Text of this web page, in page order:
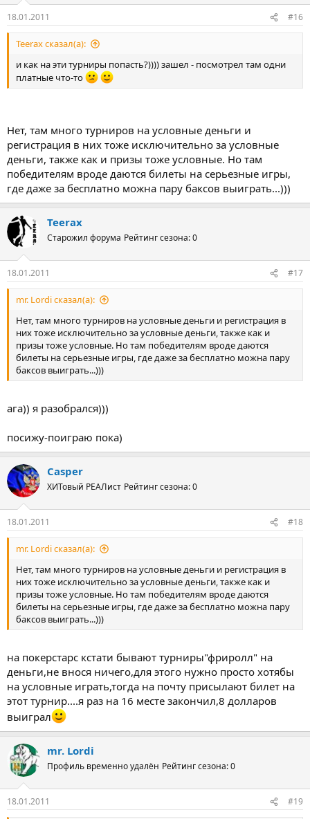
18.01.2011 #16
Teerax сказал(а):
и как на эти турниры попасть?)))) зашел - посмотрел там одни
платные что-то
Нет, там много турниров на условные деньги и
регистрация в них тоже исключительно за условные
деньги, также как и призы тоже условные. Но там
победителям вроде даются билеты на серьезные игры,
где даже за бесплатно можна пару баксов выиграть...)))
Teerax
Старожил форума Рейтинг сезона: 0
18.01.2011 #17
mr. Lordi сказал(а):
Нет, там много турниров на условные деньги и регистрация в
них тоже исключительно за условные деньги, также как и
призы тоже условные. Но там победителям вроде даются
билеты на серьезные игры, где даже за бесплатно можна пару
баксов выиграть...)))
ага)) я разобрался)))
посижу-поиграю пока)
Casper
ХИТовый РЕАЛист Рейтинг сезона: 0
18.01.2011 #18
mr. Lordi сказал(а):
Нет, там много турниров на условные деньги и регистрация в
них тоже исключительно за условные деньги, также как и
призы тоже условные. Но там победителям вроде даются
билеты на серьезные игры, где даже за бесплатно можна пару
баксов выиграть...)))
на покерстарс кстати бывают турниры"фриролл" на
деньги,не внося ничего,для этого нужно просто хотябы
на условные играть,тогда на почту присылают билет на
этот турнир....я раз на 16 месте закончил,8 долларов
выиграл
mr. Lordi
Профиль временно удалён Рейтинг сезона: 0
18.01.2011 #19